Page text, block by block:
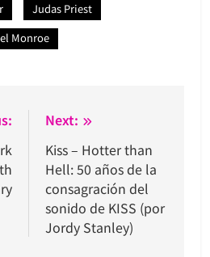
Judas Priest
Monroe
Next:
Kiss – Hotter than
Hell: 50 años de la
consagración del
sonido de KISS (por
Jordy Stanley)